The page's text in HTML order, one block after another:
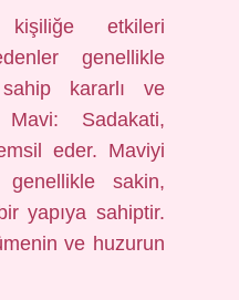
etkileri
genellikle
sahip kararlı ve
Sadakati,
eder. Maviyi
sakin,
yapıya sahiptir.
ve huzurun